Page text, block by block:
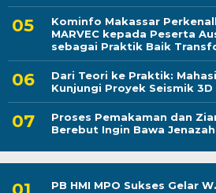
Kominfo Makassar
MARVEC kepada Peserta
sebagai Praktik Baik
Dari Teori ke Praktik:
Kunjungi Proyek Seismik 3D
Proses Pemakaman dan
Berebut Ingin Bawa Jenazah
PB HMI MPO Sukses Gelar